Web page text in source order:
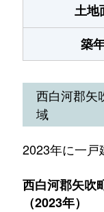
土地
築
西白河郡矢
域
2023年に一戸
西白河郡矢吹
（2023年）